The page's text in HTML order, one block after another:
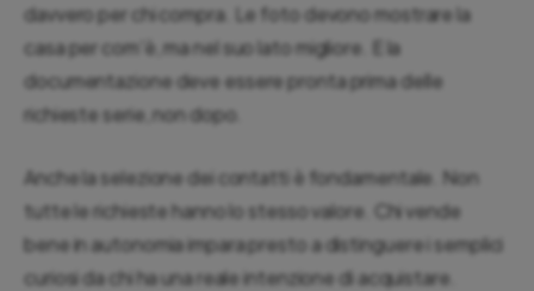
davvero per chi compra. Le foto devono mostrare la
casa per com'è, ma nel suo lato migliore. E la
documentazione deve essere pronta prima delle
richieste serie, non dopo.
Anche la selezione dei contatti è fondamentale. Non
tutte le richieste hanno lo stesso valore. Chi vende
bene in autonomia impara presto a distinguere i semplici
curiosi da chi ha una reale intenzione di acquistare.